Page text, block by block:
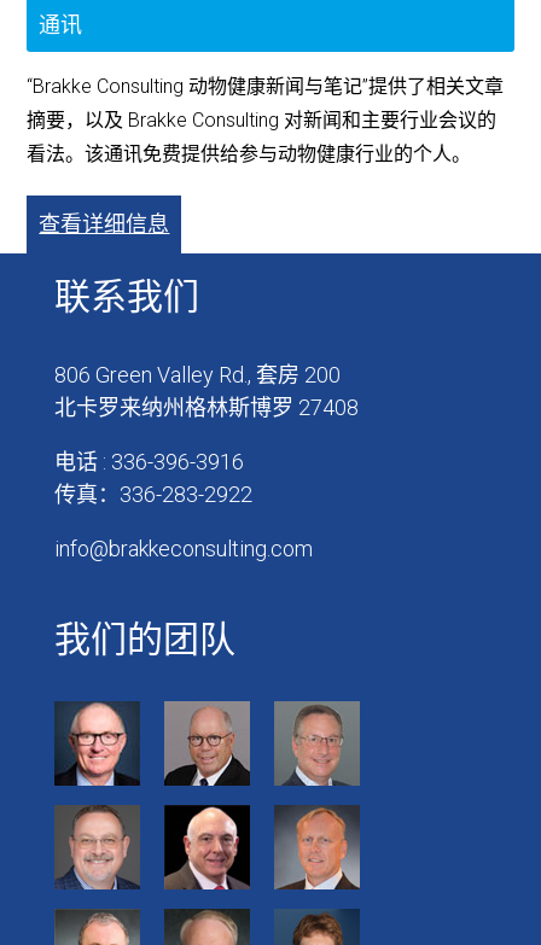
通讯
“Brakke Consulting 动物健康新闻与笔记”提供了相关文章
摘要，以及 Brakke Consulting 对新闻和主要行业会议的
看法。该通讯免费提供给参与动物健康行业的个人。
查看详细信息
联系我们
806 Green Valley Rd., 套房 200
北卡罗来纳州格林斯博罗 27408
电话 : 336-396-3916
传真：336-283-2922
info@brakkeconsulting.com
我们的团队